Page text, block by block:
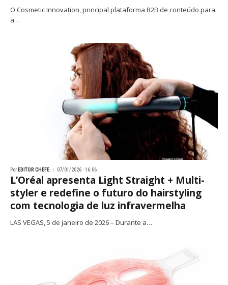
O Cosmetic Innovation, principal plataforma B2B de conteúdo para
a…
Por EDITOR CHEFE 07/01/2026 · 16:06
L’Oréal apresenta Light Straight + Multi-
styler e redefine o futuro do hairstyling
com tecnologia de luz infravermelha
LAS VEGAS, 5 de janeiro de 2026 – Durante a…